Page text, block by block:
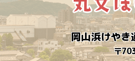
岡山浜けやき
〒